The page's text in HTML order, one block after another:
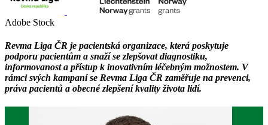
Adobe Stock
Revma Liga ČR je pacientská organizace, která poskytuje
podporu pacientům a snaží se zlepšovat diagnostiku,
informovanost a přístup k inovativním léčebným možnostem. V
rámci svých kampaní se Revma Liga ČR zaměřuje na prevenci,
práva pacientů a obecné zlepšení kvality života lidí.